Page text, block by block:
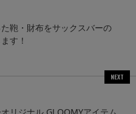
鞄・財布をサックスバーの
す！
NEXT